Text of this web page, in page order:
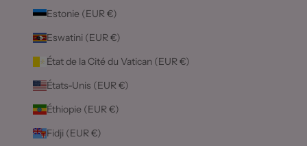
Estonie (EUR €)
Eswatini (EUR €)
État de la Cité du Vatican (EUR €)
États-Unis (EUR €)
Éthiopie (EUR €)
Fidji (EUR €)